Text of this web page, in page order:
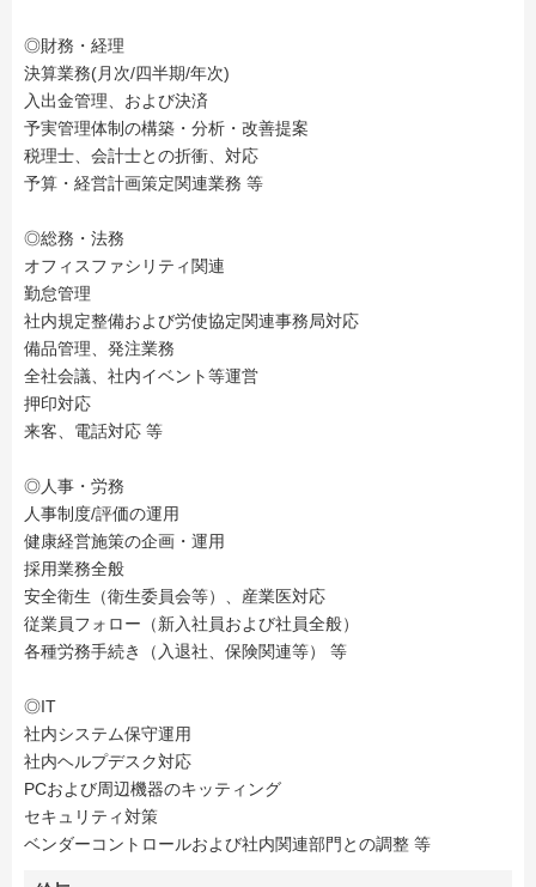
◎財務・経理
決算業務(月次/四半期/年次)
入出金管理、および決済
予実管理体制の構築・分析・改善提案
税理士、会計士との折衝、対応
予算・経営計画策定関連業務 等
◎総務・法務
オフィスファシリティ関連
勤怠管理
社内規定整備および労使協定関連事務局対応
備品管理、発注業務
全社会議、社内イベント等運営
押印対応
来客、電話対応 等
◎人事・労務
人事制度/評価の運用
健康経営施策の企画・運用
採用業務全般
安全衛生（衛生委員会等）、産業医対応
従業員フォロー（新入社員および社員全般）
各種労務手続き（入退社、保険関連等） 等
◎IT
社内システム保守運用
社内ヘルプデスク対応
PCおよび周辺機器のキッティング
セキュリティ対策
ベンダーコントロールおよび社内関連部門との調整 等